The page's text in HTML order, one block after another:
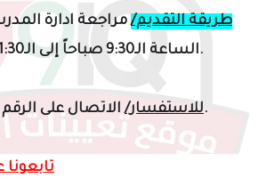
طريقة التقديم/مراجعة ادارة
الساعة الـ9:30 صباحاً إلى الـ11:30 لغرض المقابلة.
للاستفسار/الاتصال على الرقم ).
*